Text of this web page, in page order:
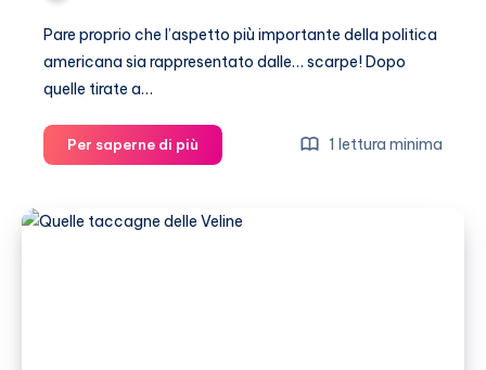
Pare proprio che l’aspetto più importante della politica
americana sia rappresentato dalle… scarpe! Dopo
quelle tirate a…
Per saperne di più
Palin
scarpe
1 lettura minima